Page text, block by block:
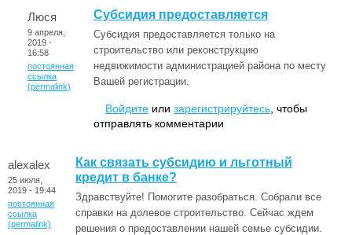
Люся
9 апреля,
2019 -
16:58
постоянная
ссылка
(permalink)
Субсидия предоставляется
Субсидия предоставляется только на
строительство или реконструкцию
недвижимости администрацией района по месту
Вашей регистрации.
Войдите или зарегистрируйтесь , чтобы
отправлять комментарии
alexalex
25 июля,
2019 - 19:44
постоянная
ссылка
(permalink)
Как связать субсидию и льготный
кредит в банке?
Здравствуйте! Помогите разобраться. Собрали все
справки на долевое строительство. Сейчас ждем
решения о предоставлении нашей семье субсидии.